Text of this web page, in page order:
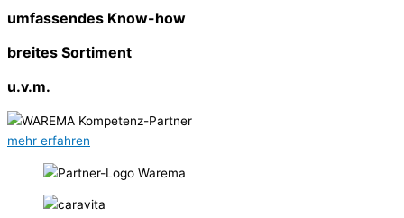
umfassendes Know-how
breites Sortiment
u.v.m.
mehr erfahren